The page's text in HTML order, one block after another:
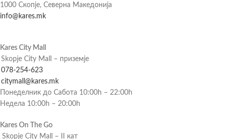
1000 Скопје, Северна Македонија
info@kares.mk
Kares City Mall
Skopje City Mall – приземје
078-254-623
citymall@kares.mk
Понеделник до Сабота 10:00h – 22:00h
Недела 10:00h – 20:00h
Kares On The Go
Skopje City Mall – II кат